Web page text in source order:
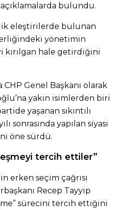
bulundu.
eleştirilerde bulunan
yönetimin
kırılgan hale getirdiğini
Genel Başkanı olarak
yakın isimlerden biri
yaşanan sıkıntılı
sonrasında yapılan siyasi
öne sürdü.
tercih ettiler”
erken seçim çağrısı
Recep Tayyip
sürecini tercih ettiğini